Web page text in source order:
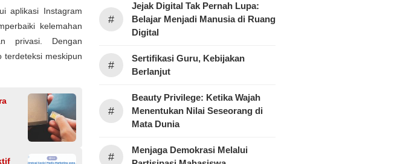
aplikasi Instagram
kelemahan
privasi. Dengan
terdeteksi meskipun
#
Jejak Digital Tak Pernah Lupa:
Belajar Menjadi Manusia di Ruang
Digital
#
Sertifikasi Guru, Kebijakan
Berlanjut
#
Beauty Privilege: Ketika Wajah
Menentukan Nilai Seseorang di
Mata Dunia
#
Menjaga Demokrasi Melalui